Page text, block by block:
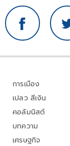
การเมือง
เปลว สีเงิน
คอลัมนิสต์
บทความ
เศรษฐกิจ